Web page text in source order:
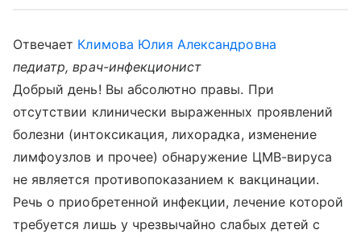
Отвечает Климова Юлия Александровна
педиатр, врач-инфекционист
Добрый день! Вы абсолютно правы. При
отсутствии клинически выраженных проявлений
болезни (интоксикация, лихорадка, изменение
лимфоузлов и прочее) обнаружение ЦМВ-вируса
не является противопоказанием к вакцинации.
Речь о приобретенной инфекции, лечение которой
требуется лишь у чрезвычайно слабых детей с